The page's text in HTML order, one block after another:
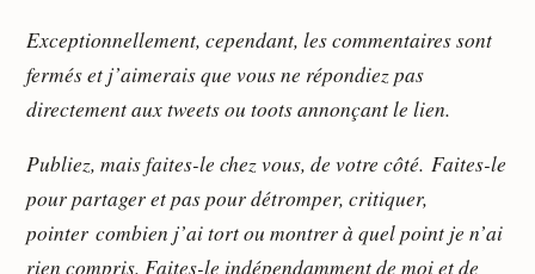
Exceptionnellement, cependant, les commentaires sont
fermés et j’aimerais que vous ne répondiez pas
directement aux tweets ou toots annonçant le lien.
Publiez, mais faites-le chez vous, de votre côté. Faites-le
pour partager et pas pour détromper, critiquer,
pointer combien j’ai tort ou montrer à quel point je n’ai
rien compris. Faites-le indépendamment de moi et de